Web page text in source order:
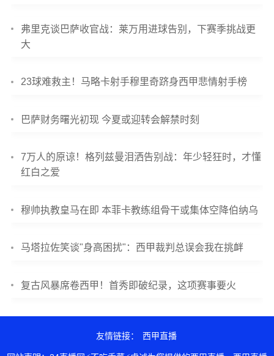
弗里克谈巴萨收官战：莱万用进球告别，下赛季挑战更
大
23球难救主！马略卡射手穆里奇跻身西甲悲情射手榜
巴萨财务曙光初现 今夏或迎转会解禁时刻
7万人的原谅！格列兹曼泪洒告别战：年少轻狂时，才懂
红白之爱
穆帅执教皇马在即 本菲卡教练组骨干或集体空降伯纳乌
马塔拉佐笑谈"身高困扰"：西甲裁判总误会我在挑衅
复古风暴席卷西甲！首秀即破纪录，这项赛事要火
友情链接： 西甲直播